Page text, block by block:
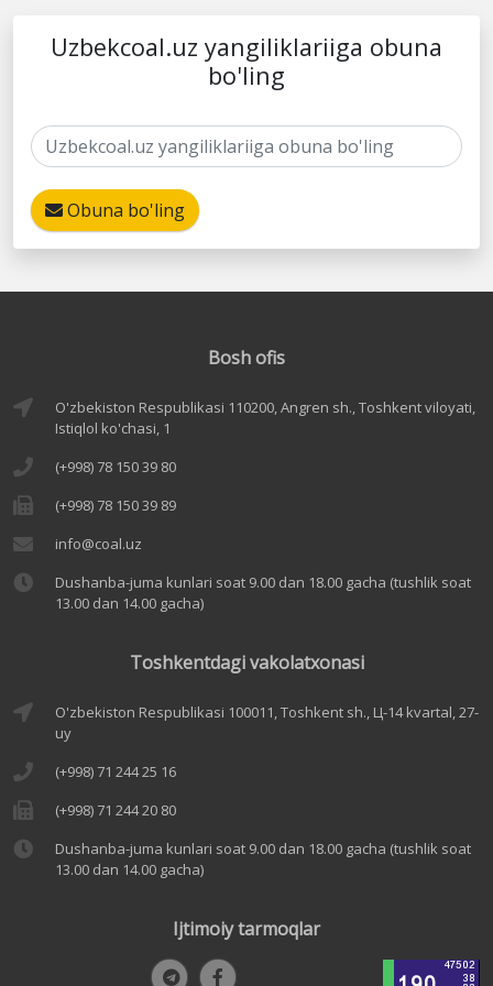
Uzbekcoal.uz yangiliklariiga obuna
bo'ling
Obuna bo'ling
Bosh ofis
O'zbekiston Respublikasi 110200, Angren sh., Toshkent viloyati,
Istiqlol ko'chasi, 1
(+998) 78 150 39 80
(+998) 78 150 39 89
info@coal.uz
Dushanba-juma kunlari soat 9.00 dan 18.00 gacha (tushlik soat
13.00 dan 14.00 gacha)
Toshkentdagi vakolatxonasi
O'zbekiston Respublikasi 100011, Toshkent sh., Ц-14 kvartal, 27-
uy
(+998) 71 244 25 16
(+998) 71 244 20 80
Dushanba-juma kunlari soat 9.00 dan 18.00 gacha (tushlik soat
13.00 dan 14.00 gacha)
Ijtimoiy tarmoqlar